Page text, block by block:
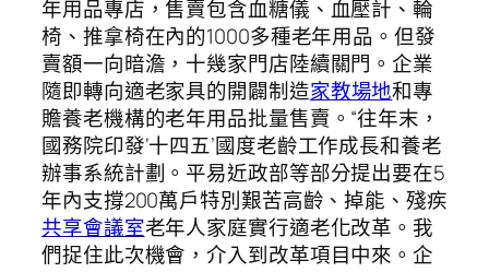
年用品專店，售賣包含血糖儀、血壓計、輪
椅、推拿椅在內的1000多種老年用品。但發
賣額一向暗澹，十幾家門店陸續關門。企業
隨即轉向適老家具的開闢制造家教場地和專
贍養老機構的老年用品批量售賣。“往年末，
國務院印發‘十四五’國度老齡工作成長和養老
辦事系統計劃。平易近政部等部分提出要在5
年內支撐200萬戶特別艱苦高齡、掉能、殘疾
共享會議室老年人家庭實行適老化改革。我
們捉住此次機會，介入到改革項目中來。企